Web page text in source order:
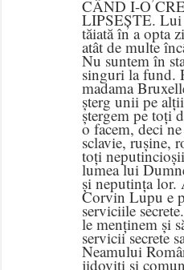
CÂND I-O
LIPSEȘTE. Lui
tăiată în a opta
atât de multe
Nu suntem în
singuri la fund.
madama
șterg unii pe
ștergem pe toți
o facem, deci
sclavie, rușine,
toți
lumea lui
și neputința lor.
Corvin Lupu e
serviciile
le menținem și
servicii secrete
Neamului
jidoviți și